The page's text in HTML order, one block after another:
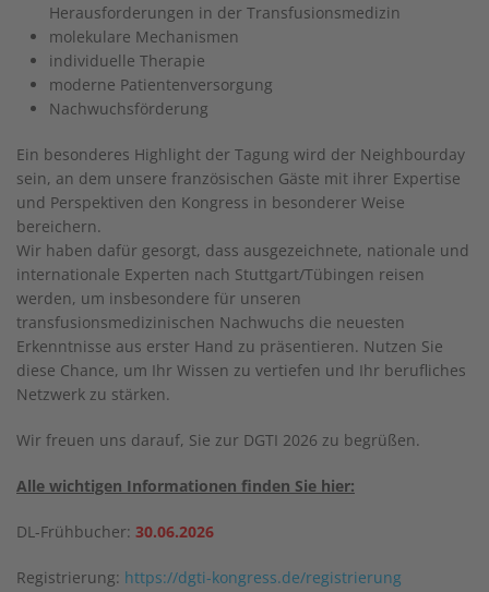
Herausforderungen in der Transfusionsmedizin
molekulare Mechanismen
individuelle Therapie
moderne Patientenversorgung
Nachwuchsförderung
Ein besonderes Highlight der Tagung wird der Neighbourday
sein, an dem unsere französischen Gäste mit ihrer Expertise
und Perspektiven den Kongress in besonderer Weise
bereichern.
Wir haben dafür gesorgt, dass ausgezeichnete, nationale und
internationale Experten nach Stuttgart/Tübingen reisen
werden, um insbesondere für unseren
transfusionsmedizinischen Nachwuchs die neuesten
Erkenntnisse aus erster Hand zu präsentieren. Nutzen Sie
diese Chance, um Ihr Wissen zu vertiefen und Ihr berufliches
Netzwerk zu stärken.
Wir freuen uns darauf, Sie zur DGTI 2026 zu begrüßen.
Alle wichtigen Informationen finden Sie hier:
DL-Frühbucher: 30.06.2026
Registrierung: https://dgti-kongress.de/registrierung